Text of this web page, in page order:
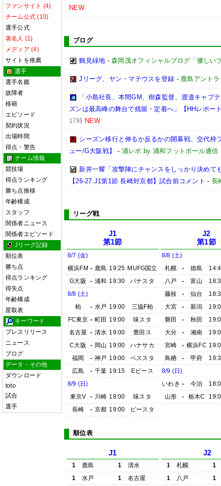
ファンサイト (4)
チーム公式 (10)
選手公式
著名人 (1)
メディア (4)
サイトを推薦
選手
選手名鑑
故障者
移籍
エピソード
契約状況
出場時間
得点・警告
チーム情報
競技場
得点ランキング
勝ち点推移
年齢構成
スタッフ
関係者ニュース
関係者エピソード
Jリーグ記録
順位表
勝ち点
得点ランキング
得失点
年齢構成
星取表
キーワード
プレスリリース
ニュース
ブログ
データ・その他
ダウンロード
toto
試合
選手
NEW
ブログ
鶴見緑地 -森岡茂オフィシャルブログ「優しい
Jリーグ、ヤン・マテウスを登録 - 鹿島アント
「小島社長、本間GM、樹森監督、渡邉キャプ
ズンは最高峰の舞台で残留・定着へ」【HHレポー
17時 NEW
シーズン移行と伸るか反るかの開幕戦、交代枠
ュー/G大阪戦】
- 浦レポ by 浦和フットボール通信
新井一耀「攻撃陣にチャンスをしっかり決めて
【26-27.J1第1節 長崎対京都】試合前コメント - 長
リーグ戦
J1
第1節
8/7 (金)
横浜FM - 鹿島 19:25 MUFG国立
G大阪
- 浦和 19:30
パナスタ
8/8 (土)
柏
- 水戸 19:00
三協F柏
FC東京 - 町田 19:00
味スタ
名古屋 - 清水 19:00
豊田ス
C大阪
- 岡山 19:00
ハナサカ
福岡
- 神戸 19:00
ベススタ
広島
- 千葉 19:15
Eピース
8/9 (日)
東京V
- 川崎 18:00
味スタ
長崎
- 京都 19:00 ピースタ
J2
第1節
8/8 (土)
札幌
- 徳島
八戸
- 富山
藤枝
- 仙台
大宮
- 新潟
磐田
- 秋田
大分
- 湘南
宮崎
- 横浜FC
鳥栖
- 甲府
8/9 (日)
いわき - 今治
山形
- 栃木C
順位表
J1
1 鹿島 1
清水
1
水戸 1
名古屋
J2
1 札幌
1
1
八戸
1